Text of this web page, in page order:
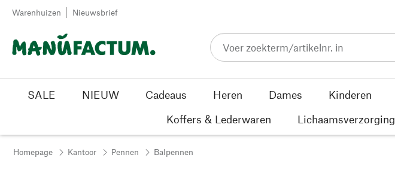
Passer au contenu
Warenhuizen Nieuwsbrief
SALE NIEUW Cadeaus Heren Dames Kinderen
Koffers & Lederwaren
Lichaamsverzorging
Homepage Kantoor Pennen Balpennen